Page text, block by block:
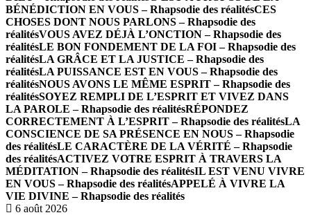
BÉNÉDICTION EN VOUS – Rhapsodie des réalitésCES
CHOSES DONT NOUS PARLONS – Rhapsodie des
réalitésVOUS AVEZ DÉJÀ L’ONCTION – Rhapsodie des
réalitésLE BON FONDEMENT DE LA FOI – Rhapsodie des
réalitésLA GRÂCE ET LA JUSTICE – Rhapsodie des
réalitésLA PUISSANCE EST EN VOUS – Rhapsodie des
réalitésNOUS AVONS LE MÊME ESPRIT – Rhapsodie des
réalitésSOYEZ REMPLI DE L’ESPRIT ET VIVEZ DANS
LA PAROLE – Rhapsodie des réalitésRÉPONDEZ
CORRECTEMENT À L’ESPRIT – Rhapsodie des réalitésLA
CONSCIENCE DE SA PRÉSENCE EN NOUS – Rhapsodie
des réalitésLE CARACTÈRE DE LA VÉRITÉ – Rhapsodie
des réalitésACTIVEZ VOTRE ESPRIT À TRAVERS LA
MÉDITATION – Rhapsodie des réalitésIL EST VENU VIVRE
EN VOUS – Rhapsodie des réalitésAPPELÉ À VIVRE LA
VIE DIVINE – Rhapsodie des réalités
6 août 2026